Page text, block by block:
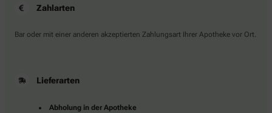
Zahlarten
Bar oder mit einer anderen akzeptierten Zahlungsart Ihrer Apotheke vor Ort.
Lieferarten
Abholung in der Apotheke